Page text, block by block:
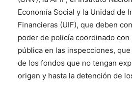
Economía Social y la Unidad de
Financieras (UIF), que deben
poder de policía coordinado con
pública en las inspecciones,
de los fondos que no tengan
origen y hasta la detención de